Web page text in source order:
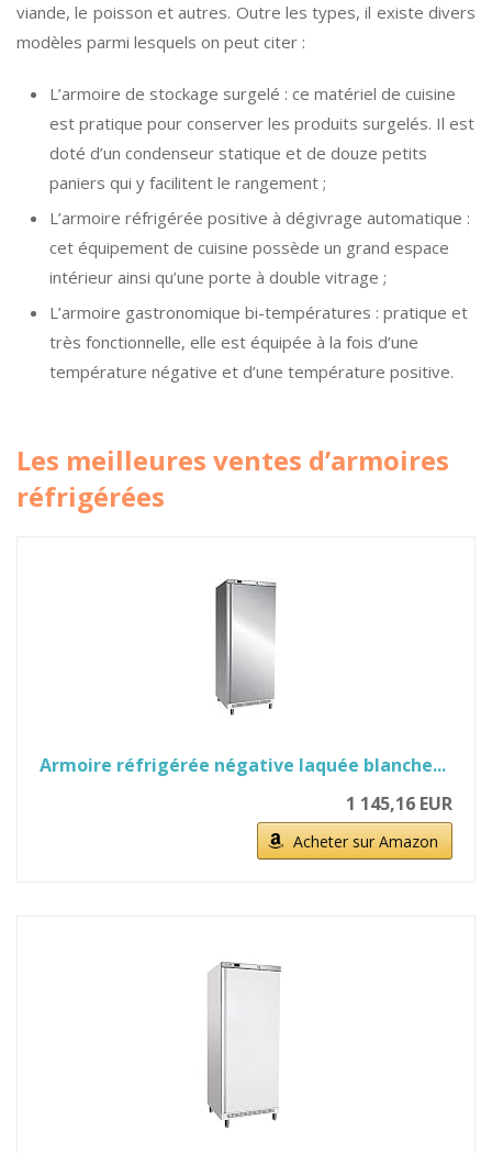
viande, le poisson et autres. Outre les types, il existe divers
modèles parmi lesquels on peut citer :
L’armoire de stockage surgelé : ce matériel de cuisine
est pratique pour conserver les produits surgelés. Il est
doté d’un condenseur statique et de douze petits
paniers qui y facilitent le rangement ;
L’armoire réfrigérée positive à dégivrage automatique :
cet équipement de cuisine possède un grand espace
intérieur ainsi qu’une porte à double vitrage ;
L’armoire gastronomique bi-températures : pratique et
très fonctionnelle, elle est équipée à la fois d’une
température négative et d’une température positive.
Les meilleures ventes d’armoires
réfrigérées
Armoire réfrigérée négative laquée blanche...
1 145,16 EUR
Acheter sur Amazon